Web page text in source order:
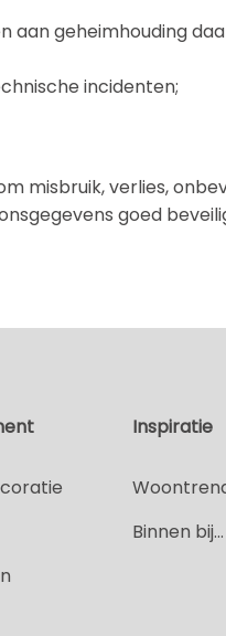
aan geheimhouding
incidenten;
misbruik, verlies,
goed
Inspiratie
Binnen bij...